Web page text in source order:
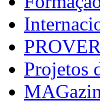
Projetos